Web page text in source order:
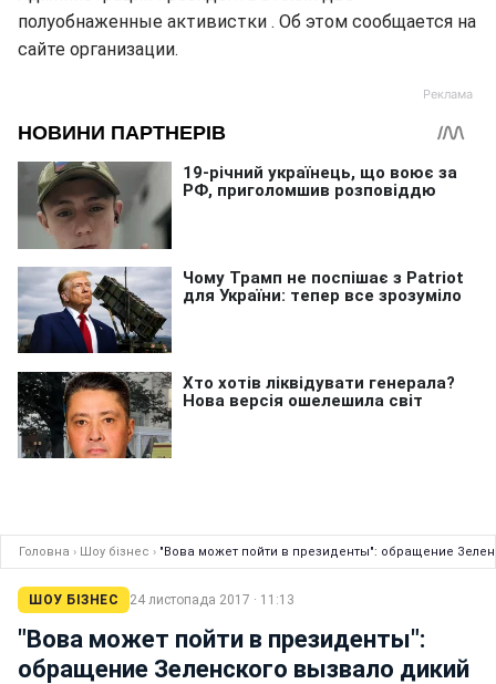
полуобнаженные активистки . Об этом сообщается на
сайте организации.
Головна › Шоу бізнес › "Вова может пойти в президенты": обращение
ШОУ БІЗНЕС 24 листопада 2017 · 11:13
"Вова может пойти в президенты":
обращение Зеленского вызвало дикий